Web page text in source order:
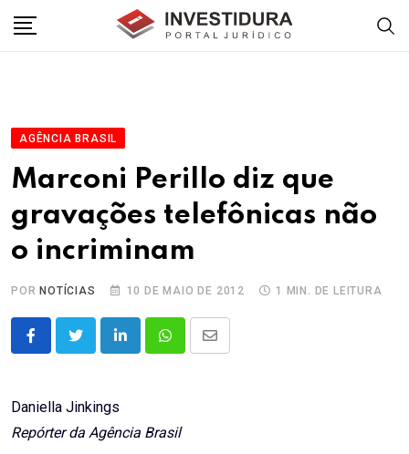
AGÊNCIA BRASIL
Marconi Perillo diz que
gravações telefônicas não
o incriminam
POR NOTÍCIAS 10 DE MAIO DE 2012 1 MIN. DE LEITURA
LinkedInWhatsappShare
Daniella Jinkings
Repórter da Agência Brasil